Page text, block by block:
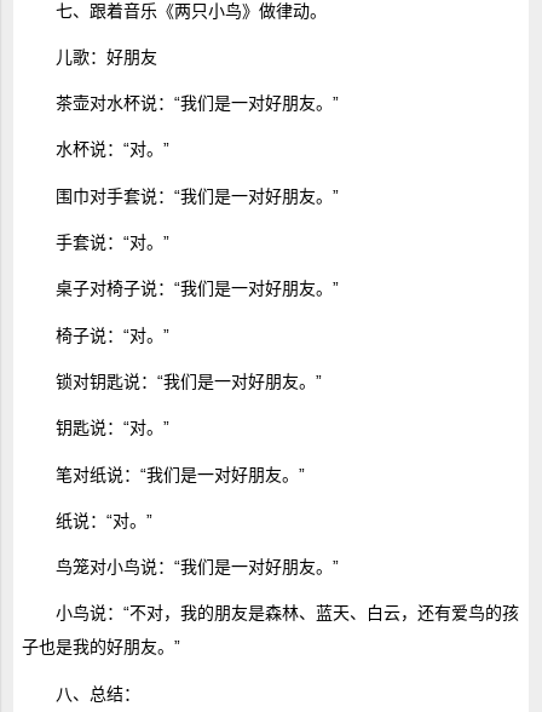
七、跟着音乐《两只小鸟》做律动。
儿歌：好朋友
茶壶对水杯说：“我们是一对好朋友。”
水杯说：“对。”
围巾对手套说：“我们是一对好朋友。”
手套说：“对。”
桌子对椅子说：“我们是一对好朋友。”
椅子说：“对。”
锁对钥匙说：“我们是一对好朋友。”
钥匙说：“对。”
笔对纸说：“我们是一对好朋友。”
纸说：“对。”
鸟笼对小鸟说：“我们是一对好朋友。”
小鸟说：“不对，我的朋友是森林、蓝天、白云，还有爱鸟的孩
子也是我的好朋友。”
八、总结：